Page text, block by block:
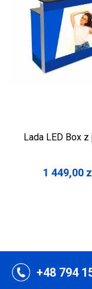
Lada LED Box z
1 449,00
+48 794